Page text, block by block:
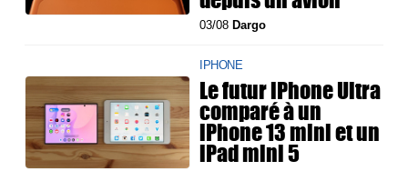
03/08 Dargo
IPHONE
Le futur iPhone Ultra
comparé à un
iPhone 13 mini et un
iPad mini 5